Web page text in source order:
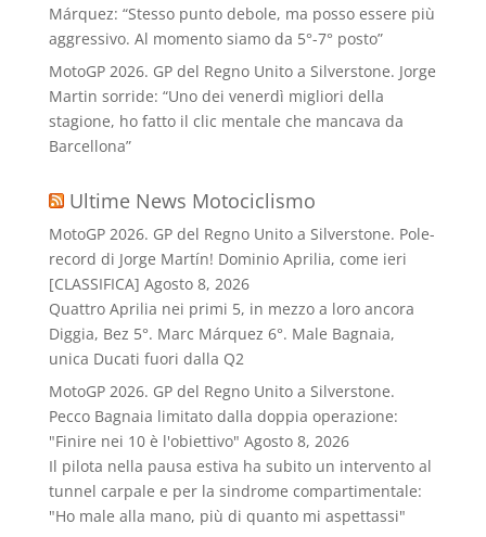
Márquez: “Stesso punto debole, ma posso essere più
aggressivo. Al momento siamo da 5°-7° posto”
MotoGP 2026. GP del Regno Unito a Silverstone. Jorge
Martin sorride: “Uno dei venerdì migliori della
stagione, ho fatto il clic mentale che mancava da
Barcellona”
Ultime News Motociclismo
MotoGP 2026. GP del Regno Unito a Silverstone. Pole-
record di Jorge Martín! Dominio Aprilia, come ieri
[CLASSIFICA] Agosto 8, 2026
Quattro Aprilia nei primi 5, in mezzo a loro ancora
Diggia, Bez 5°. Marc Márquez 6°. Male Bagnaia,
unica Ducati fuori dalla Q2
MotoGP 2026. GP del Regno Unito a Silverstone.
Pecco Bagnaia limitato dalla doppia operazione:
"Finire nei 10 è l'obiettivo" Agosto 8, 2026
Il pilota nella pausa estiva ha subito un intervento al
tunnel carpale e per la sindrome compartimentale:
"Ho male alla mano, più di quanto mi aspettassi"